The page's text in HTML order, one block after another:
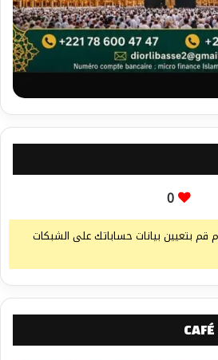
0
قم بتعيين بيانات حساباتك على الشبكات